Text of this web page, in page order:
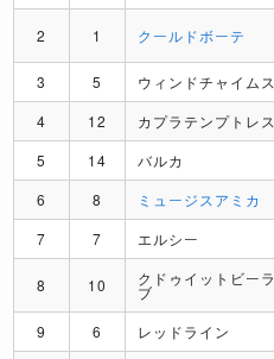
2 1 クールドボーテ
3 5 ウィンドチャイムス
4
12 カプラテンプトレス
5
14 バルカ
6
8 ミュージスアミカ
7
7 エルシー
8 10 クドゥイットビーラ
ブ
9 6 レッドライン